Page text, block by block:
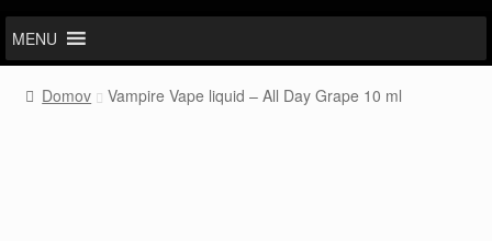
MENU
Domov Vampire Vape liquid – All Day Grape 10 ml